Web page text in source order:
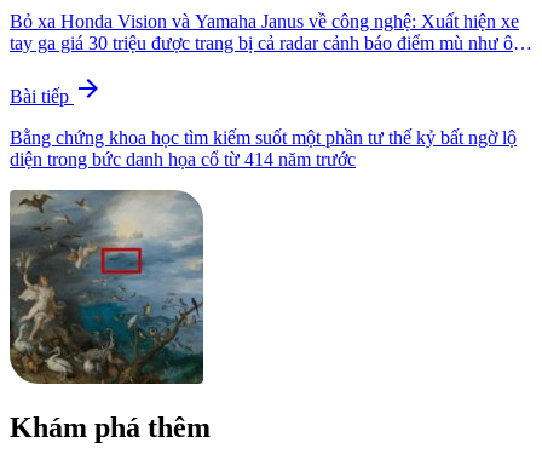
Bỏ xa Honda Vision và Yamaha Janus về công nghệ: Xuất hiện xe
tay ga giá 30 triệu được trang bị cả radar cảnh báo điểm mù như ô tô
Bài tiếp arrow_forward
Bằng chứng khoa học tìm kiếm suốt một phần tư thế kỷ bất ngờ lộ
diện trong bức danh họa cổ từ 414 năm trước
Khám phá thêm